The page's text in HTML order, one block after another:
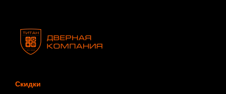
Скидки